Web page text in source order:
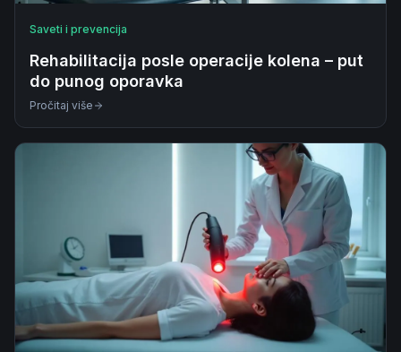
Saveti i prevencija
Rehabilitacija posle operacije kolena – put
do punog oporavka
Pročitaj više